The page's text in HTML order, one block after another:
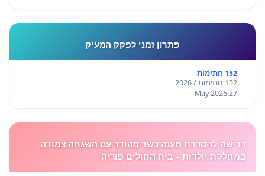
פתרון זמני לפקק המעיק
152 חתימות
152 חתימות / 2026
27 May 2026
דרישה להסדרת מענה כשר מהודר עם השגחה צמודה
במחלקת יולדות – בית החולים פוריה